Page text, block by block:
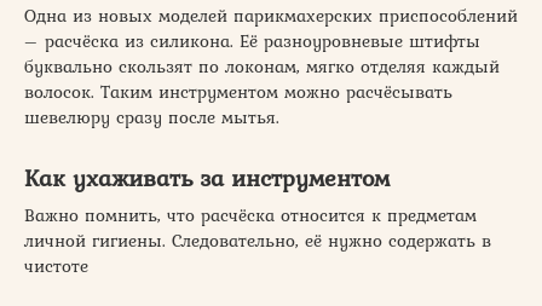
Одна из новых моделей парикмахерских приспособлений
– расчёска из силикона. Её разноуровневые штифты
буквально скользят по локонам, мягко отделяя каждый
волосок. Таким инструментом можно расчёсывать
шевелюру сразу после мытья.
Как ухаживать за инструментом
Важно помнить, что расчёска относится к предметам
личной гигиены. Следовательно, её нужно содержать в
чистоте